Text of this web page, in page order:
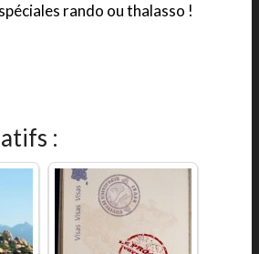
rando ou thalasso !
: